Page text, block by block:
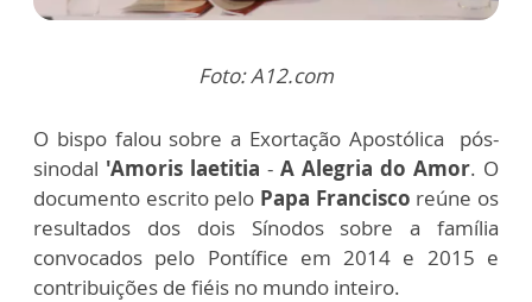
Foto: A12.com
O bispo falou sobre a Exortação Apostólica pós-
sinodal 'Amoris laetitia - A Alegria do Amor. O
documento escrito pelo Papa Francisco reúne os
resultados dos dois Sínodos sobre a família
convocados pelo Pontífice em 2014 e 2015 e
contribuições de fiéis no mundo inteiro.